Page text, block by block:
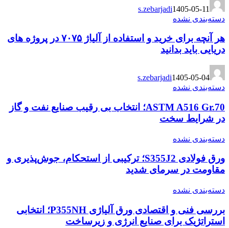
s.zebarjadi1405-05-11
دسته‌بندی نشده
هر آنچه برای خرید و استفاده از آلیاژ ۷۰۷۵ در پروژه های
دریایی باید بدانید
s.zebarjadi1405-05-04
دسته‌بندی نشده
ASTM A516 Gr.70؛ انتخاب بی رقیب صنایع نفت و گاز
در شرایط سخت
دسته‌بندی نشده
ورق فولادی S355J2؛ ترکیبی از استحکام، جوش‌پذیری و
مقاومت در سرمای شدید
دسته‌بندی نشده
بررسی فنی و اقتصادی ورق آلیاژی P355NH؛ انتخابی
استراتژیک برای صنایع انرژی و زیرساخت